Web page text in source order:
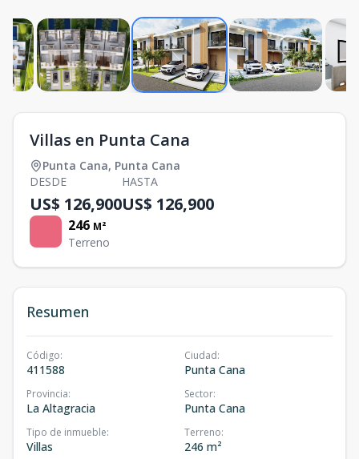
Villas en Punta Cana
Punta Cana, Punta Cana
DESDE
US$ 126,900
HASTA
US$ 126,900
246 M²
Terreno
Resumen
Código:
411588
Ciudad:
Punta Cana
Provincia:
La Altagracia
Sector:
Punta Cana
Tipo de inmueble:
Villas
Terreno:
246 m²